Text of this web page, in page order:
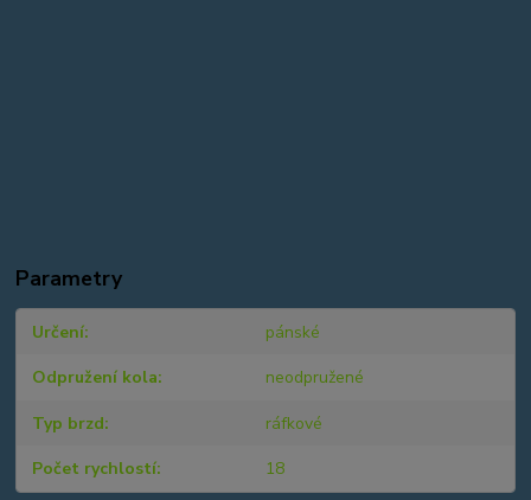
Parametry
Určení pánské
Odpružení kola neodpružené
Typ brzd ráfkové
Počet rychlostí 18